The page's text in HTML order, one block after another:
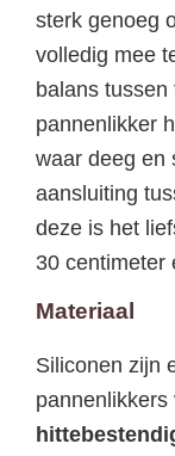
sterk genoeg
volledig mee
balans
pannenlikker
waar deeg en
aansluiting
deze is het
30 centimeter
Materiaal
Siliconen zijn
pannenlikkers